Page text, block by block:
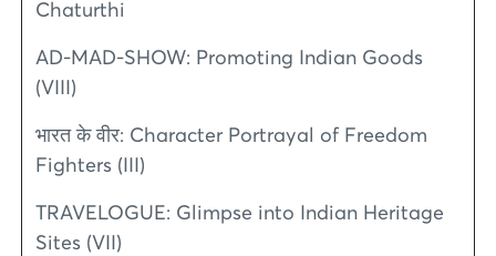
Chaturthi
AD-MAD-SHOW: Promoting Indian Goods
(VIII)
भारत के वीर: Character Portrayal of Freedom
Fighters (III)
TRAVELOGUE: Glimpse into Indian Heritage
Sites (VII)